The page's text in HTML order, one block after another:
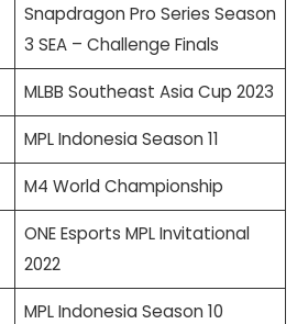
Snapdragon Pro Series Season
3 SEA – Challenge Finals
MLBB Southeast Asia Cup 2023
MPL Indonesia Season 11
M4 World Championship
ONE Esports MPL Invitational
2022
MPL Indonesia Season 10